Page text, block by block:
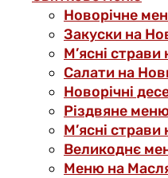
Новорічне
Закуски на
М’ясні страви
Салати на
Новорічні
Різдвяне
М’ясні страви
Великоднє
Меню на